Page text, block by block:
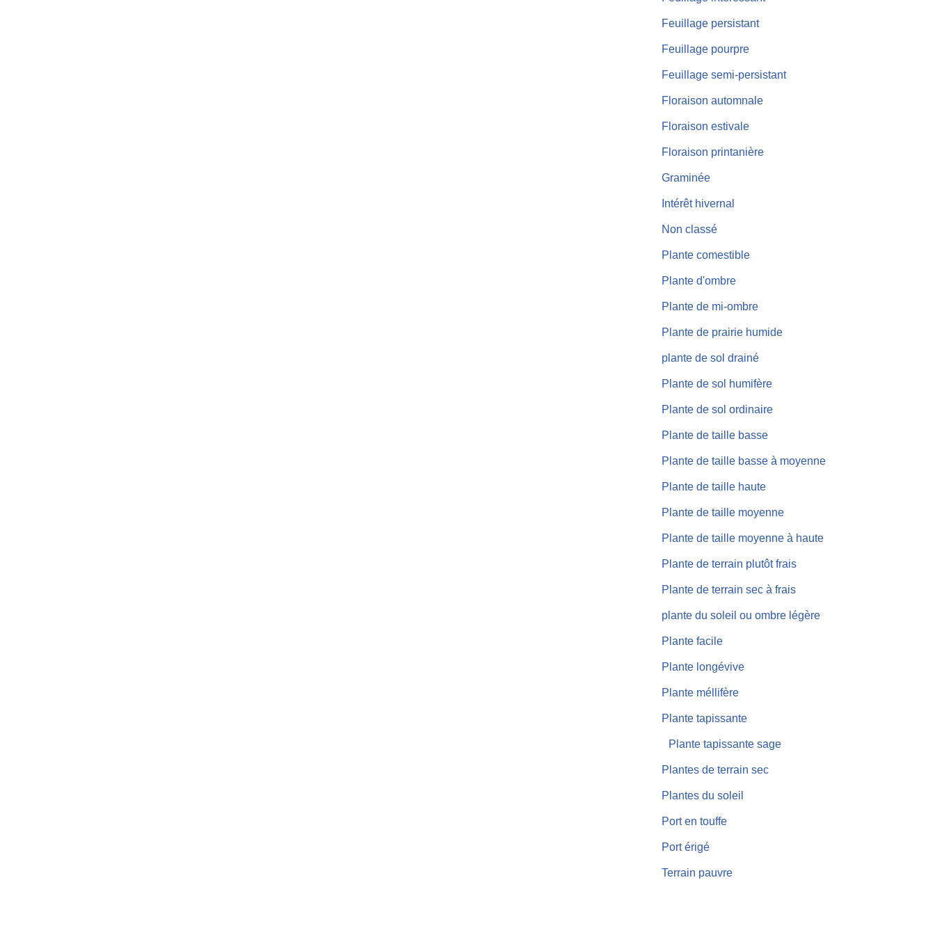
Feuillage persistant
Feuillage pourpre
Feuillage semi-persistant
Floraison automnale
Floraison estivale
Floraison printanière
Graminée
Intérêt hivernal
Non classé
Plante comestible
Plante d'ombre
Plante de mi-ombre
Plante de prairie humide
plante de sol drainé
Plante de sol humifère
Plante de sol ordinaire
Plante de taille basse
Plante de taille basse à moyenne
Plante de taille haute
Plante de taille moyenne
Plante de taille moyenne à haute
Plante de terrain plutôt frais
Plante de terrain sec à frais
plante du soleil ou ombre légère
Plante facile
Plante longévive
Plante méllifère
Plante tapissante
Plante tapissante sage
Plantes de terrain sec
Plantes du soleil
Port en touffe
Port érigé
Terrain pauvre